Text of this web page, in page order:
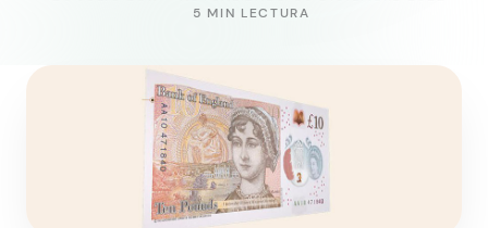
5 MIN LECTURA